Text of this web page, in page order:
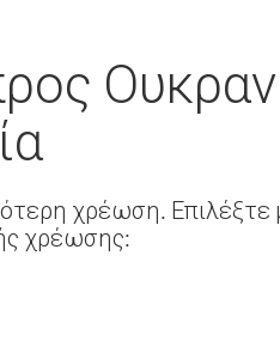
χρέωση. Επιλέξτε
χρέωσης: